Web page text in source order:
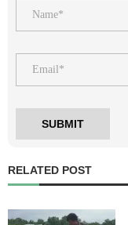
RELATED POST